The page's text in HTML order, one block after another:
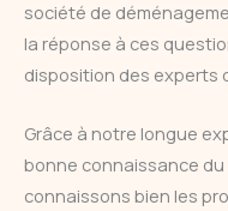
société de
la réponse à ces
disposition des experts
Grâce à notre longue
bonne connaissance
connaissons bien les